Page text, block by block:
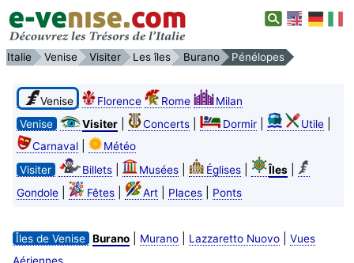
Italie Venise Visiter Les îles Burano Pénélopes
Venise Florence Rome
Milan
Venise
Visiter| Concerts| Dormir| Utile|
Carnaval|
Météo
Visiter
Billets| Musées| Églises| Îles|
Gondole| Fêtes| Art| Places| Ponts
Îles de Venise Burano| Murano| Lazzaretto Nuovo| Vues